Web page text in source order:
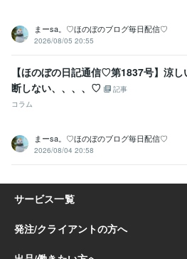
まーsa。♡ほのぼのブログ毎日配信♡
2026/08/05 20:55
【ほのぼの日記通信♡第1837号】涼し
断しない、、、、♡
記事
コラム
まーsa。♡ほのぼのブログ毎日配信♡
2026/08/04 20:58